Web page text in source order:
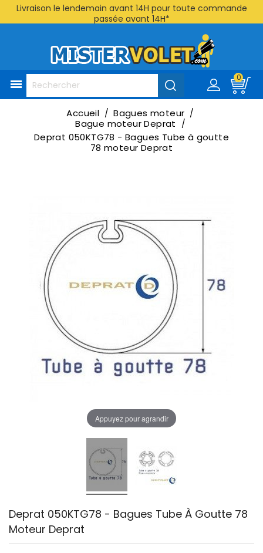
Livraison le lendemain avant 14H pour toute commande
passée avant 14H*

0
Accueil
Bagues moteur
Bague moteur Deprat
Deprat 050KTG78 - Bagues Tube à goutte
78 moteur Deprat
Appuyez pour agrandir
Deprat 050KTG78 - Bagues Tube À Goutte 78
Moteur Deprat